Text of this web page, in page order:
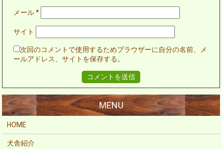
メール*
サイト
次回のコメントで使用するためブラウザーに自分の名前、メ
ールアドレス、サイトを保存する。
HOME
犬舎紹介